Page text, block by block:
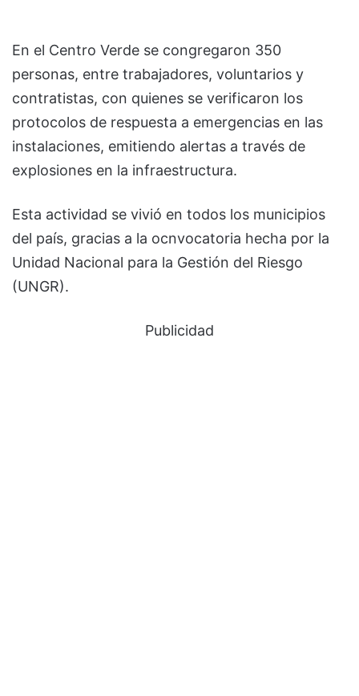
En el Centro Verde se congregaron 350
personas, entre trabajadores, voluntarios y
contratistas, con quienes se verificaron los
protocolos de respuesta a emergencias en las
instalaciones, emitiendo alertas a través de
explosiones en la infraestructura.
Esta actividad se vivió en todos los municipios
del país, gracias a la ocnvocatoria hecha por la
Unidad Nacional para la Gestión del Riesgo
(UNGR).
Publicidad